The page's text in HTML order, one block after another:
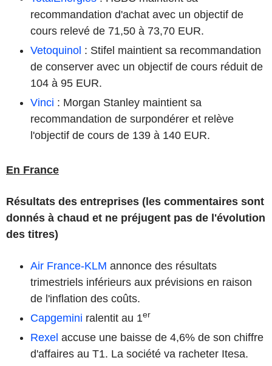
recommandation d'achat avec un objectif de
cours relevé de 71,50 à 73,70 EUR.
Vetoquinol : Stifel maintient sa recommandation
de conserver avec un objectif de cours réduit de
104 à 95 EUR.
Vinci : Morgan Stanley maintient sa
recommandation de surpondérer et relève
l'objectif de cours de 139 à 140 EUR.
En France
Résultats des entreprises (les commentaires sont
donnés à chaud et ne préjugent pas de l'évolution
des titres)
Air France-KLM annonce des résultats
trimestriels inférieurs aux prévisions en raison
de l'inflation des coûts.
Capgemini ralentit au 1er
Rexel accuse une baisse de 4,6% de son chiffre
d'affaires au T1. La société va racheter Itesa.